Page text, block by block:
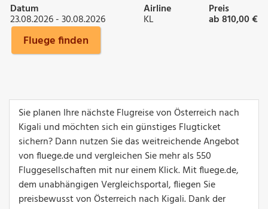
Datum
23.08.2026 - 30.08.2026
Airline
KL
Preis
ab 810,00 €
Fluege finden
Sie planen Ihre nächste Flugreise von Österreich nach
Kigali und möchten sich ein günstiges Flugticket
sichern? Dann nutzen Sie das weitreichende Angebot
von fluege.de und vergleichen Sie mehr als 550
Fluggesellschaften mit nur einem Klick. Mit fluege.de,
dem unabhängigen Vergleichsportal, fliegen Sie
preisbewusst von Österreich nach Kigali. Dank der